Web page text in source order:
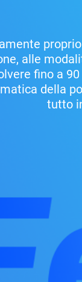
alle
fino a
della
tutto